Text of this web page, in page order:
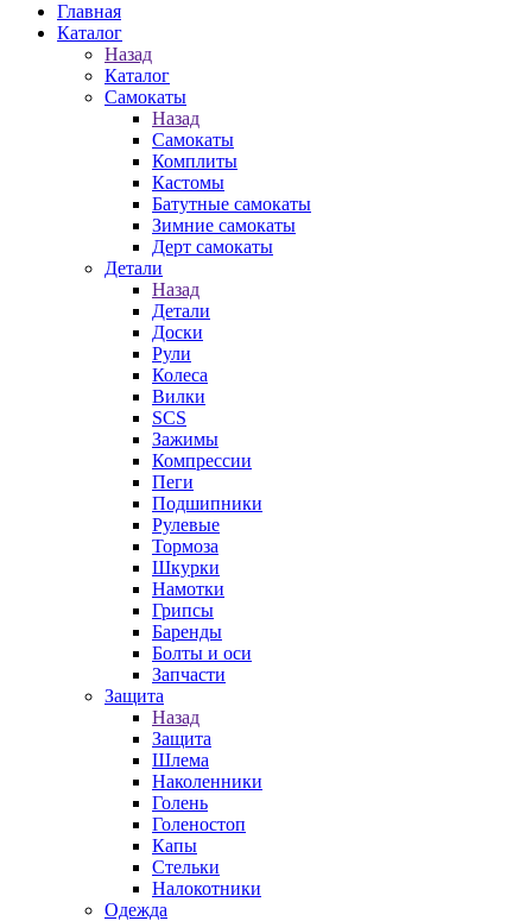
Главная
Каталог
Назад
Каталог
Самокаты
Назад
Самокаты
Комплиты
Кастомы
Батутные самокаты
Зимние самокаты
Дерт самокаты
Детали
Назад
Детали
Доски
Рули
Колеса
Вилки
SCS
Зажимы
Компрессии
Пеги
Подшипники
Рулевые
Тормоза
Шкурки
Намотки
Грипсы
Баренды
Болты и оси
Запчасти
Защита
Назад
Защита
Шлема
Наколенники
Голень
Голеностоп
Капы
Стельки
Налокотники
Одежда